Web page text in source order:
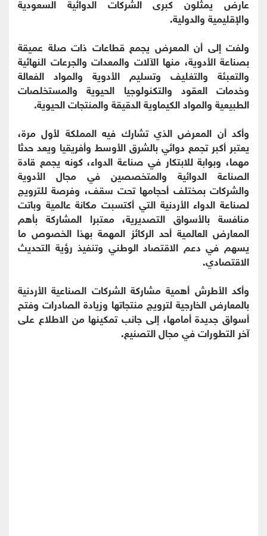
والإقليمية والدولية.
ولفت إلى أن المعرض يجمع قطاعات ذات صلة عميقة
بصناعة الأدوية، منها الآلات والمعدات والجرعات النهائية
والتعبئة والتغليف وتسليم الأدوية والمواد الفعالة
وخدمات العقود والتكنولوجيا الحيوية والمستخلصات
الطبيعية والمواد الكيماوية الدقيقة والمنتجات الحيوية.
وأكد أن المعرض الذي تشارك فيه المملكة لأول مرة،
يعتبر أكبر تجمع دوائي بالشرق الأوسط وأفريقيا ويعد حدثا
مهما، وبوابة للابتكار في صناعة الدواء، كونه يجمع قادة
الصناعة الدوائية والمتخصصين في مجال الأدوية
والشركات بمختلف أحجامها تحت سقف، وفرصة للترويج
لصناعة الدواء الأردنية التي أكتسبت مكانة عالمية وباتت
منافسة بالأسواق التصديرية، معتبرا المشاركة بأهم
المعارض العالمية أحد الركائز المهمة بهذا الخصوص ما
يسهم في دعم الاقتصاد الوطني وتنفيذ رؤية التحديث
الاقتصادي.
وأكد الأطرش أهمية مشاركة الشركات الصناعية الأردنية
بالمعارض الخارجية لترويج منتجاتها وزيادة الصادرات وفتح
أسواق جديدة أمامها، إلى جانب تمكينها من الاطلاع على
آخر التطورات في مجال التصنيع.